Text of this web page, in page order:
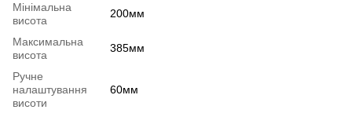
Мінімальна
висота
200мм
Максимальна
висота
385мм
Ручне
налаштування
висоти
60мм